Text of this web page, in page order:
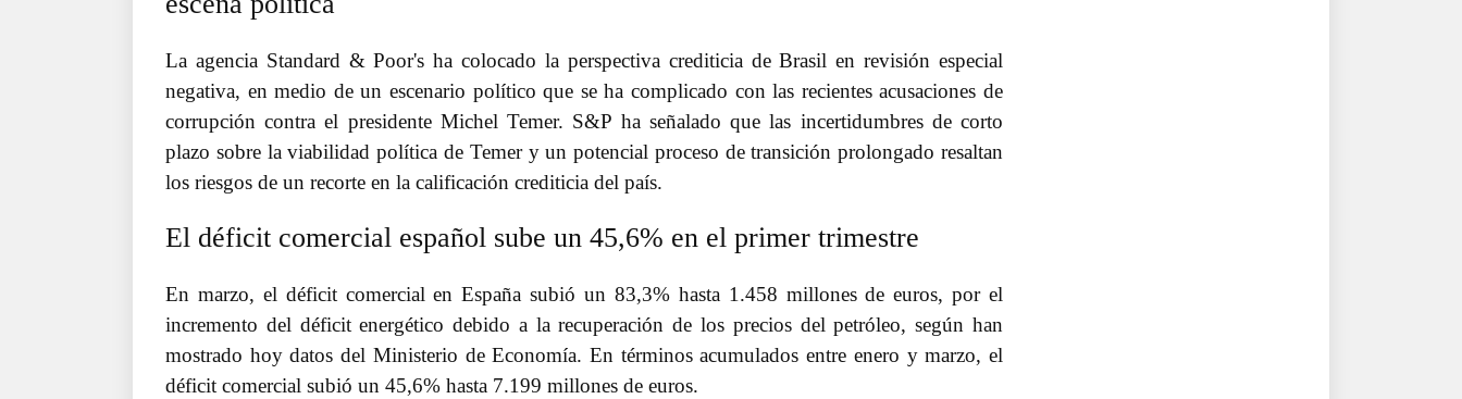
La agencia Standard & Poor's ha colocado la perspectiva crediticia de Brasil en revisión especial
negativa, en medio de un escenario político que se ha complicado con las recientes acusaciones de
corrupción contra el presidente Michel Temer. S&P ha señalado que las incertidumbres de corto
plazo sobre la viabilidad política de Temer y un potencial proceso de transición prolongado resaltan
los riesgos de un recorte en la calificación crediticia del país.
El déficit comercial español sube un 45,6% en el primer trimestre
En marzo, el déficit comercial en España subió un 83,3% hasta 1.458 millones de euros, por el
incremento del déficit energético debido a la recuperación de los precios del petróleo, según han
mostrado hoy datos del Ministerio de Economía. En términos acumulados entre enero y marzo, el
déficit comercial subió un 45,6% hasta 7.199 millones de euros.